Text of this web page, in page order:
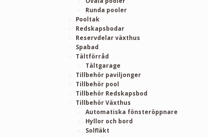
Runda pooler
Pooltak
Redskapsbodar
Reservdelar växthus
Spabad
Tältförråd
Tältgarage
Tillbehör paviljonger
Tillbehör pool
Tillbehör Redskapsbod
Tillbehör Växthus
Automatiska fönsteröppnare
Hyllor och bord
Solfläkt